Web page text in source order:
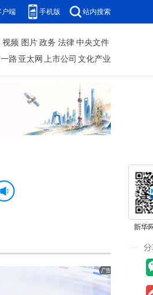
户端 手机版 站内搜索
视频 图片 政务 法律 中央文件
路 亚太网 上市公司 文化产业